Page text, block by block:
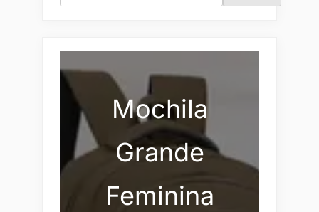
Mochila
Grande
Feminina